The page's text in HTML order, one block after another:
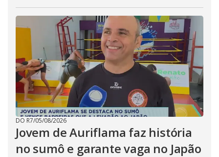
DO R7/05/08/2026
Jovem de Auriflama faz história
no sumô e garante vaga no Japão